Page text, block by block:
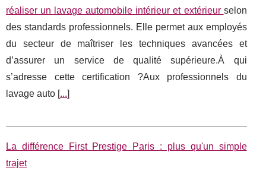
réaliser un lavage automobile intérieur et extérieur selon
des standards professionnels. Elle permet aux employés
du secteur de maîtriser les techniques avancées et
d’assurer un service de qualité supérieure.À qui
s’adresse cette certification ?Aux professionnels du
lavage auto [...]
La différence First Prestige Paris : plus qu'un simple
trajet